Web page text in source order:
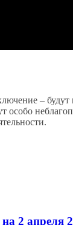
– будут
особо
2 апреля